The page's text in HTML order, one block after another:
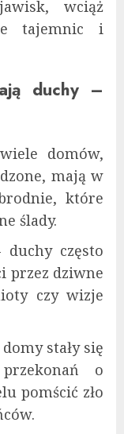
wciąż
tajemnic i
duchy –
domów,
mają w
które
ślady.
często
przez dziwne
czy wizje
stały się
o
pomścić zło